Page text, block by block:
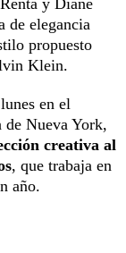
de elegancia
propuesto
Klein.
en el
Nueva York,
creativa al
, que trabaja en
año.